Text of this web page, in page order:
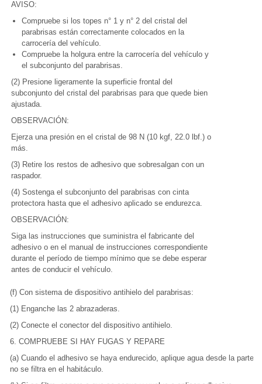
AVISO:
Compruebe si los topes n° 1 y n° 2 del cristal del
parabrisas están correctamente colocados en la
carrocería del vehículo.
Compruebe la holgura entre la carrocería del vehículo y
el subconjunto del parabrisas.
(2) Presione ligeramente la superficie frontal del
subconjunto del cristal del parabrisas para que quede bien
ajustada.
OBSERVACIÓN:
Ejerza una presión en el cristal de 98 N (10 kgf, 22.0 lbf.) o
más.
(3) Retire los restos de adhesivo que sobresalgan con un
raspador.
(4) Sostenga el subconjunto del parabrisas con cinta
protectora hasta que el adhesivo aplicado se endurezca.
OBSERVACIÓN:
Siga las instrucciones que suministra el fabricante del
adhesivo o en el manual de instrucciones correspondiente
durante el período de tiempo mínimo que se debe esperar
antes de conducir el vehículo.
(f) Con sistema de dispositivo antihielo del parabrisas:
(1) Enganche las 2 abrazaderas.
(2) Conecte el conector del dispositivo antihielo.
6. COMPRUEBE SI HAY FUGAS Y REPARE
(a) Cuando el adhesivo se haya endurecido, aplique agua desde la parte
no se filtra en el habitáculo.